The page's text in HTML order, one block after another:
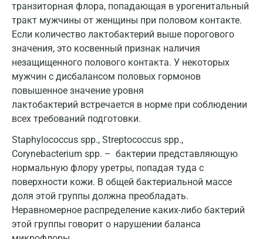
транзиторная флора, попадающая в урогенитальный
тракт мужчины от женщины при половом контакте.
Если количество лактобактерий выше порогового
значения, это косвенный признак наличия
незащищенного полового контакта. У некоторых
мужчин с дисбалансом половых гормонов
повышенное значение уровня
лактобактерий встречается в норме при соблюдении
всех требований подготовки.
Staphylococcus spp., Streptococcus spp.,
Corynebacterium spp. – бактерии представляющую
нормальную флору уретры, попадая туда с
поверхности кожи. В общей бактериальной массе
доля этой группы должна преобладать.
Неравномерное распределение каких-либо бактерий
этой группы говорит о нарушении баланса
Апрелевка
Армавир
Астрахань
Балашиха
Барнаул
Великий Новгород
Видное
Владимир
Волгоград